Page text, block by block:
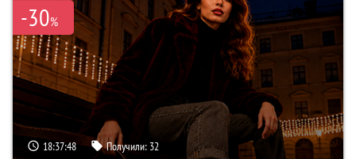
-30%
18:37:47 Получили: 32